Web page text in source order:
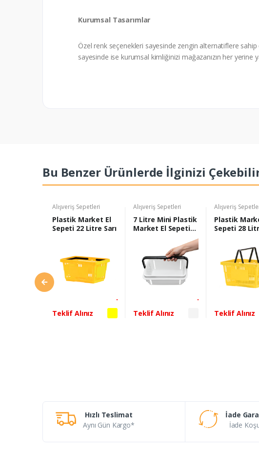
Kurumsal Tasarımlar
Özel renk seçenekleri sayesinde zengin alternatiflere sahip
sayesinde ise kurumsal kimliğinizi mağazanızın her yerine
Bu Benzer Ürünlerde İlginizi
Alışveriş Sepetleri
Plastik Market El
Sepeti 22 Litre Sarı
Teklif Alınız
Alışveriş Sepetleri
7 Litre Mini Plastik
Market El Sepeti
Teklif Alınız
Alışveriş
Plastik
Sepeti 28
Teklif Alınız
Hızlı Teslimat
Aynı Gün Kargo*
İade
İade